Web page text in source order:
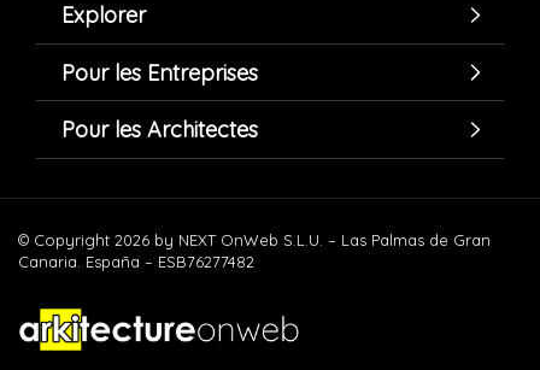
Explorer
Pour les Entreprises
Pour les Architectes
© Copyright 2026 by NEXT OnWeb S.L.U. – Las Palmas de Gran
Canaria. España – ESB76277482